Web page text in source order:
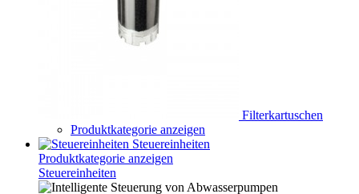
Filterkartuschen
Produktkategorie anzeigen
Steuereinheiten
Produktkategorie anzeigen
Steuereinheiten